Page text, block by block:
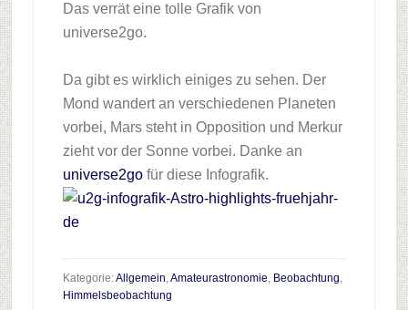
Das verrät eine tolle Grafik von
universe2go.
Da gibt es wirklich einiges zu sehen. Der
Mond wandert an verschiedenen Planeten
vorbei, Mars steht in Opposition und Merkur
zieht vor der Sonne vorbei. Danke an
universe2gofür diese Infografik.
Kategorie:Allgemein,Amateurastronomie, Beobachtung,
Himmelsbeobachtung